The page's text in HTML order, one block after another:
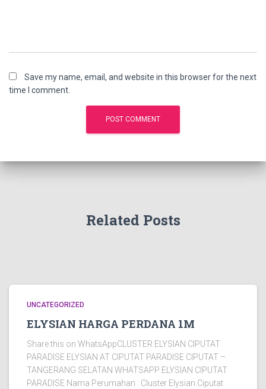
Save my name, email, and website in this browser for the next
time I comment.
Related Posts
UNCATEGORIZED
ELYSIAN HARGA PERDANA 1M
Share this on WhatsAppCLUSTER ELYSIAN CIPUTAT
PARADISE ELYSIAN AT CIPUTAT PARADISE CIPUTAT –
TANGERANG SELATAN WHATSAPP ELYSIAN CIPUTAT
PARADISE Nama Perumahan : Cluster Elysian Ciputat